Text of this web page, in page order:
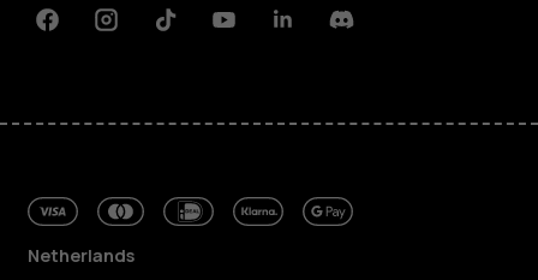
FacebookInstagramTiktokYoutubeLinkedinDiscord
Netherlands